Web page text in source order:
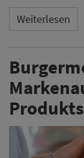
Weiterlesen